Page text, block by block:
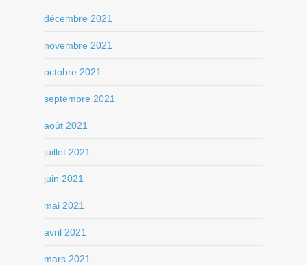
décembre 2021
novembre 2021
octobre 2021
septembre 2021
août 2021
juillet 2021
juin 2021
mai 2021
avril 2021
mars 2021